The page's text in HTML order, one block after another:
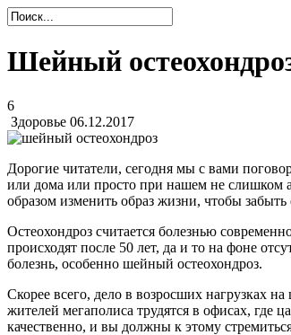
Шейный
6
Здоровье 06.12.2017
Дорогие читатели, сегодня мы с вами
или дома или просто при нашем не слишком
образом изменить образ жизни, чтобы
Остеохондроз считается болезнью
происходят после 50 лет, да и то на фоне
болезнь, особенно шейный остеохондроз.
Скорее всего, дело в возросших нагрузках
жителей мегаполиса трудятся в офисах, где
качественно, и вы должны к этому